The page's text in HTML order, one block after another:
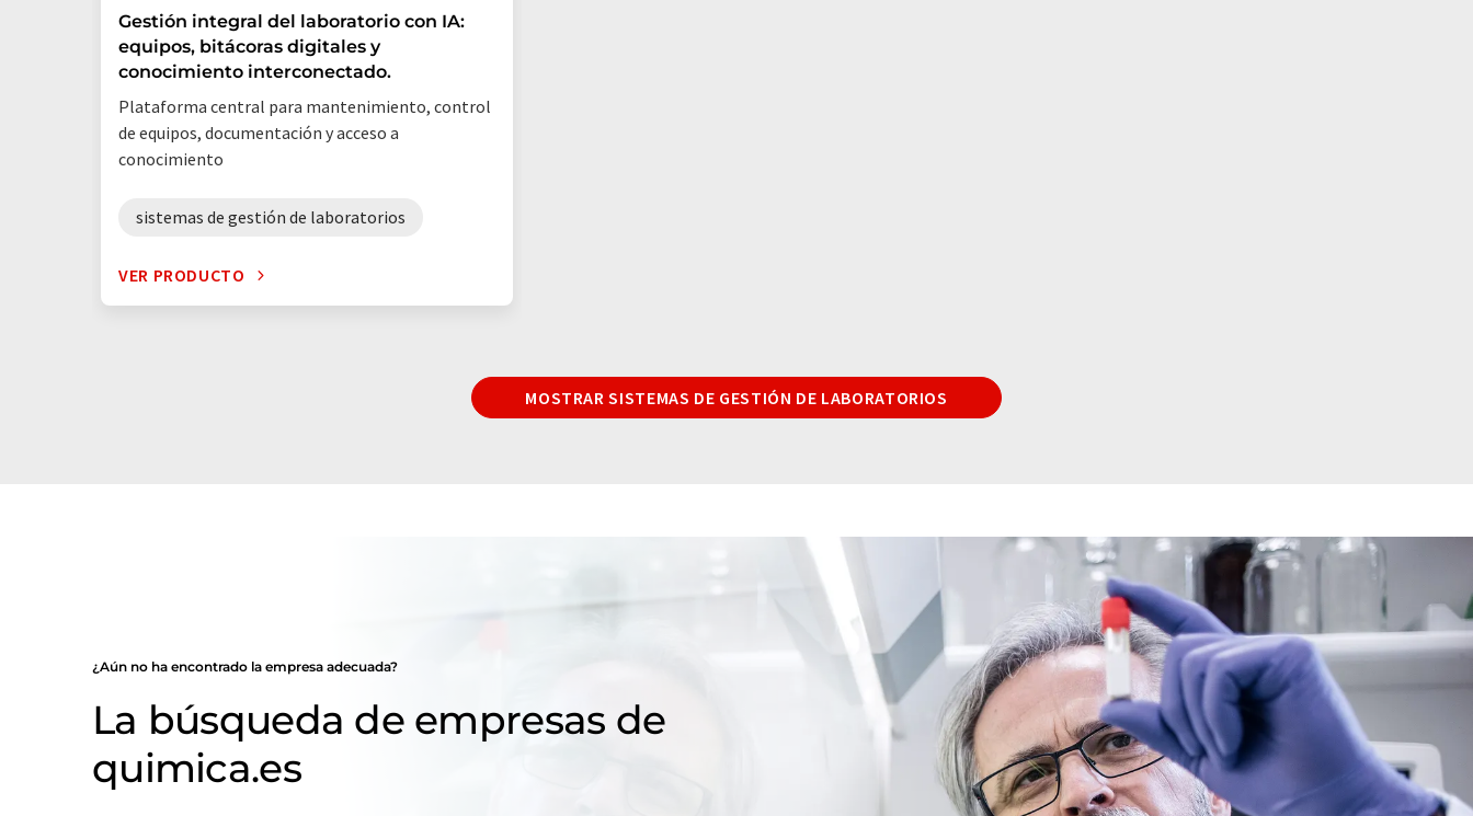
Gestión integral del laboratorio con IA:
equipos, bitácoras digitales y
conocimiento interconectado.
Plataforma central para mantenimiento, control
de equipos, documentación y acceso a
conocimiento
sistemas de gestión de laboratorios
VER PRODUCTO
MOSTRAR SISTEMAS DE GESTIÓN DE LABORATORIOS
¿Aún no ha encontrado la empresa adecuada?
La búsqueda de empresas de
quimica.es